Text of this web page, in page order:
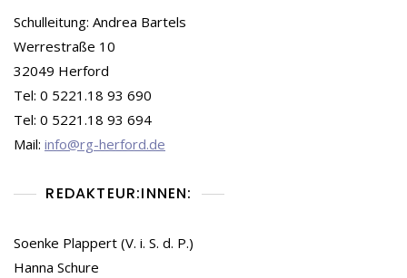
Schulleitung: Andrea Bartels
Werrestraße 10
32049 Herford
Tel: 0 5221.18 93 690
Tel: 0 5221.18 93 694
Mail: info@rg-herford.de
REDAKTEUR:INNEN:
Soenke Plappert (V. i. S. d. P.)
Hanna Schure